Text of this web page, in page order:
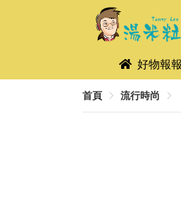
好物報報
首頁 流行時尚